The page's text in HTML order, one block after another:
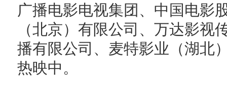
广播电影电视集团、中国电影
（北京）有限公司、万达影
播有限公司、麦特影业（湖北
热映中。